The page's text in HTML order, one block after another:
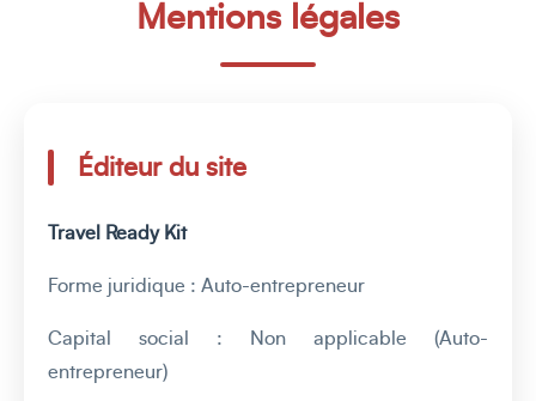
Mentions légales
Éditeur du site
Travel Ready Kit
Forme juridique : Auto-entrepreneur
Capital social : Non applicable (Auto-
entrepreneur)